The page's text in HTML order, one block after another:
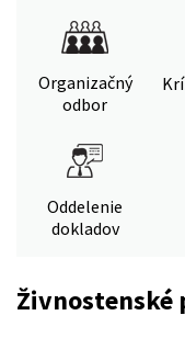
Organizačný
odbor
Oddelenie
dokladov
Živnostenské